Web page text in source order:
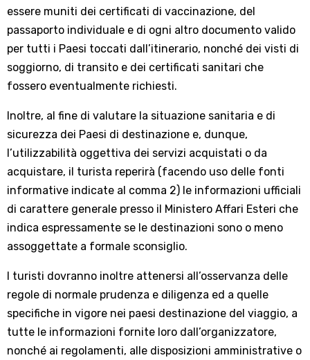
essere muniti dei certificati di vaccinazione, del
passaporto individuale e di ogni altro documento valido
per tutti i Paesi toccati dall’itinerario, nonché dei visti di
soggiorno, di transito e dei certificati sanitari che
fossero eventualmente richiesti.
Inoltre, al fine di valutare la situazione sanitaria e di
sicurezza dei Paesi di destinazione e, dunque,
l’utilizzabilità oggettiva dei servizi acquistati o da
acquistare, il turista reperirà (facendo uso delle fonti
informative indicate al comma 2) le informazioni ufficiali
di carattere generale presso il Ministero Affari Esteri che
indica espressamente se le destinazioni sono o meno
assoggettate a formale sconsiglio.
I turisti dovranno inoltre attenersi all’osservanza delle
regole di normale prudenza e diligenza ed a quelle
specifiche in vigore nei paesi destinazione del viaggio, a
tutte le informazioni fornite loro dall’organizzatore,
nonché ai regolamenti, alle disposizioni amministrative o